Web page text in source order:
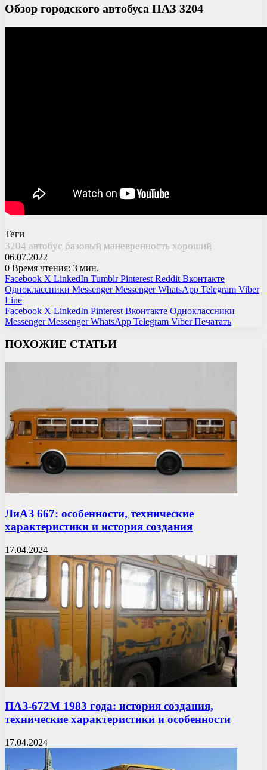
Обзор городского автобуса ПАЗ 3204
Теги
3204 автобус базовый маневренность хороший
06.07.2022
0 Время чтения: 3 мин.
Facebook X LinkedIn Tumblr Pinterest Reddit Вконтакте
Одноклассники Messenger Messenger WhatsApp Telegram Viber
Line
Facebook X LinkedIn Pinterest Вконтакте Одноклассники
Messenger Messenger WhatsApp Telegram Viber Печатать
ПОХОЖИЕ СТАТЬИ
ЛиАЗ 667: особенности, технические
характеристики и история создания
17.04.2024
ПАЗ-672М 1983 года: история создания,
технические характеристики и особенности
17.04.2024